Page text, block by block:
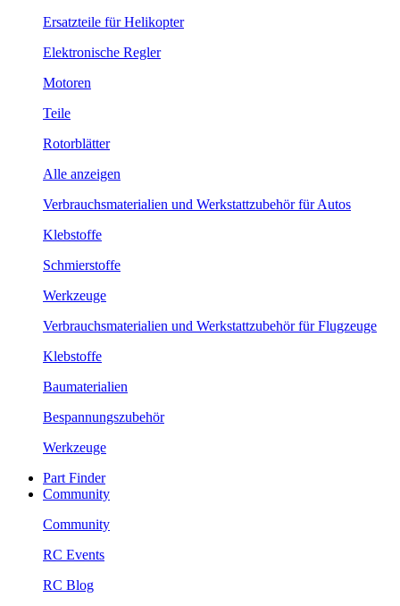
Ersatzteile für Helikopter
Elektronische Regler
Motoren
Teile
Rotorblätter
Alle anzeigen
Verbrauchsmaterialien und Werkstattzubehör für Autos
Klebstoffe
Schmierstoffe
Werkzeuge
Verbrauchsmaterialien und Werkstattzubehör für Flugzeuge
Klebstoffe
Baumaterialien
Bespannungszubehör
Werkzeuge
Part Finder
Community
Community
RC Events
RC Blog